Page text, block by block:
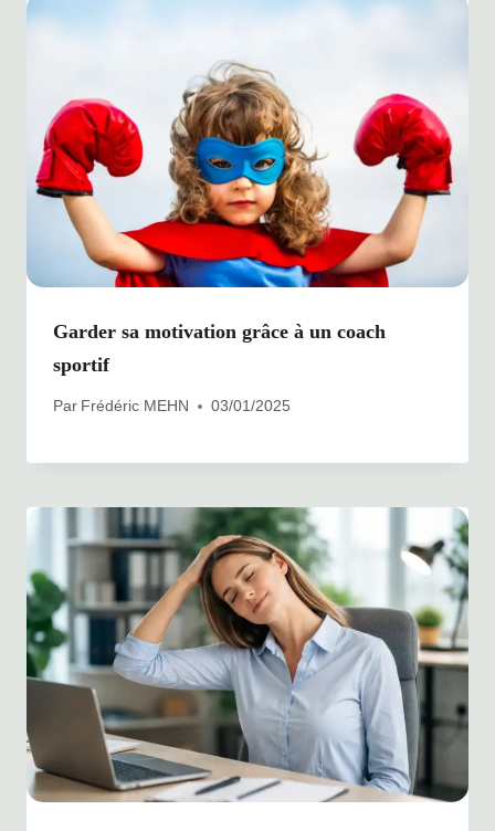
Garder sa motivation grâce à un coach
sportif
Par Frédéric MEHN 03/01/2025